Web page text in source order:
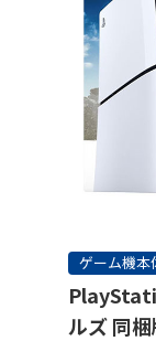
ゲーム機本
ルズ 同